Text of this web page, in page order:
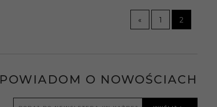
« 1 2
POWIADOM O NOWOŚCIACH